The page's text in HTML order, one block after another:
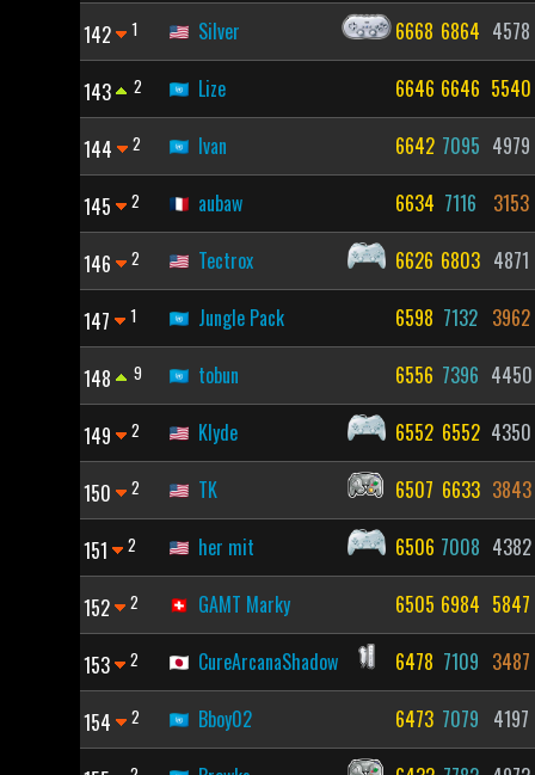
142 1 Silver 6668 6864 4578
143 2 Lize 6646 6646 5540
144 2 Ivan 6642 7095 4979
145 2 aubaw 6634 7116 3153
146 2 Tectrox 6626 6803 4871
147 1 Jungle Pack 6598 7132 3962
148 9 tobun 6556 7396 4450
149 2 Klyde 6552 6552 4350
150 2 TK 6507 6633 3843
151 2 her mit 6506 7008 4382
152 2 GAMT Marky 6505 6984 5847
153 2 CureArcanaShadow 6478 7109 3487
154 2 Bboy02 6473 7079 4197